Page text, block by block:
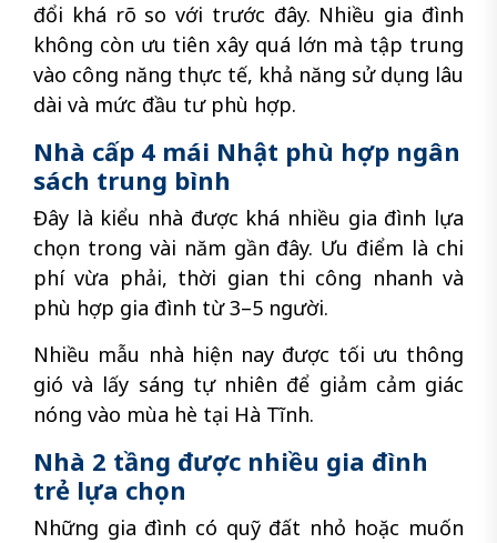
đổi khá rõ so với trước đây. Nhiều gia đình
không còn ưu tiên xây quá lớn mà tập trung
vào công năng thực tế, khả năng sử dụng lâu
dài và mức đầu tư phù hợp.
Nhà cấp 4 mái Nhật phù hợp ngân
sách trung bình
Đây là kiểu nhà được khá nhiều gia đình lựa
chọn trong vài năm gần đây. Ưu điểm là chi
phí vừa phải, thời gian thi công nhanh và
phù hợp gia đình từ 3–5 người.
Nhiều mẫu nhà hiện nay được tối ưu thông
gió và lấy sáng tự nhiên để giảm cảm giác
nóng vào mùa hè tại Hà Tĩnh.
Nhà 2 tầng được nhiều gia đình
trẻ lựa chọn
Những gia đình có quỹ đất nhỏ hoặc muốn